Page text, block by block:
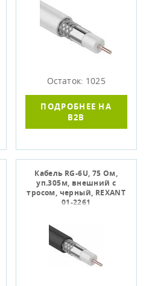
Остаток: 1025
ПОДРОБНЕЕ НА
B2B
Кабель RG-6U, 75 Ом,
уп.305м, внешний с
тросом, черный, REXANT
01-2261